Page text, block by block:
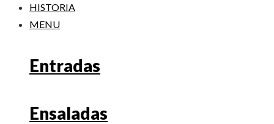
HISTORIA
MENU
Entradas
Ensaladas